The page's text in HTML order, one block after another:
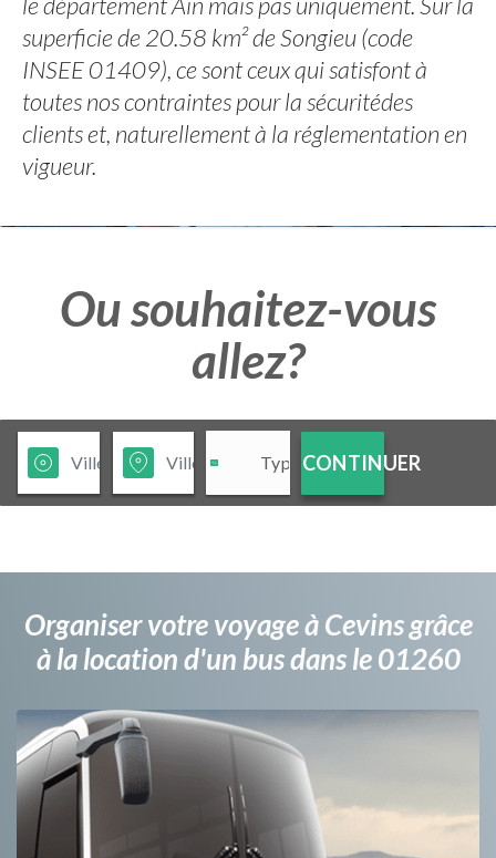
superficie de 20.58 km² de Songieu (code
INSEE 01409), ce sont ceux qui satisfont à
toutes nos contraintes pour la sécuritédes
clients et, naturellement à la réglementation en
vigueur.
Ou souhaitez-vous
allez?
CONTINUER
Organiser votre voyage à Cevins grâce
à la location d'un bus dans le 01260